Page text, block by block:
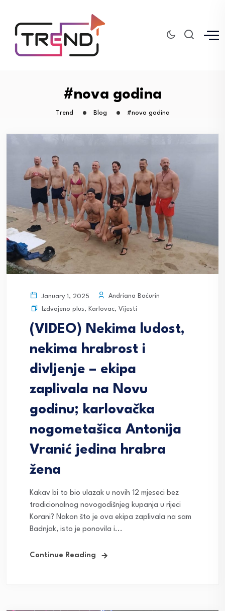
#nova godina
Trend Blog #nova godina
January 1, 2025
Andriana Baćurin
Izdvojeno plus, Karlovac, Vijesti
(VIDEO) Nekima ludost,
nekima hrabrost i
divljenje – ekipa
zaplivala na Novu
godinu; karlovačka
nogometašica Antonija
Vranić jedina hrabra
žena
Kakav bi to bio ulazak u novih 12 mjeseci bez
tradicionalnog novogodišnjeg kupanja u rijeci
Korani? Nakon što je ova ekipa zaplivala na sam
Badnjak, isto je ponovila i...
Continue Reading